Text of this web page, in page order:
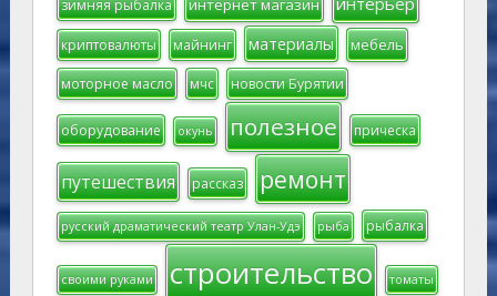
зимняя рыбалка интернет магазин
криптовалюты майнинг материалы мебель
моторное масло мчс новости Бурятии
оборудование окунь полезное прическа
путешествия рассказ ремонт
русский драматический театр Улан-Удэ рыба рыбалка
своими руками строительство томаты